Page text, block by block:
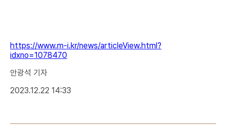
https://www.m-i.kr/news/articleView.html?
idxno=1078470
안광석 기자
2023.12.22 14:33